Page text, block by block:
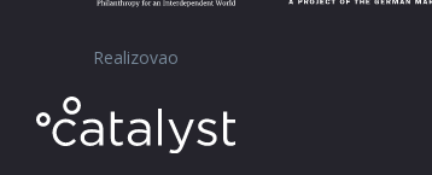
Realizovao